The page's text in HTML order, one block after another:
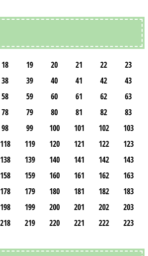
18 19 20 21 22
23
38 39 40 41 42
43
58 59 60 61 62
63
78 79 80 81 82
83
98 99 100 101 102
103
118 119 120 121 122
123
138 139 140 141 142
143
158 159 160 161 162
163
178 179 180 181 182
183
198 199 200 201 202
203
218 219 220 221 222 223